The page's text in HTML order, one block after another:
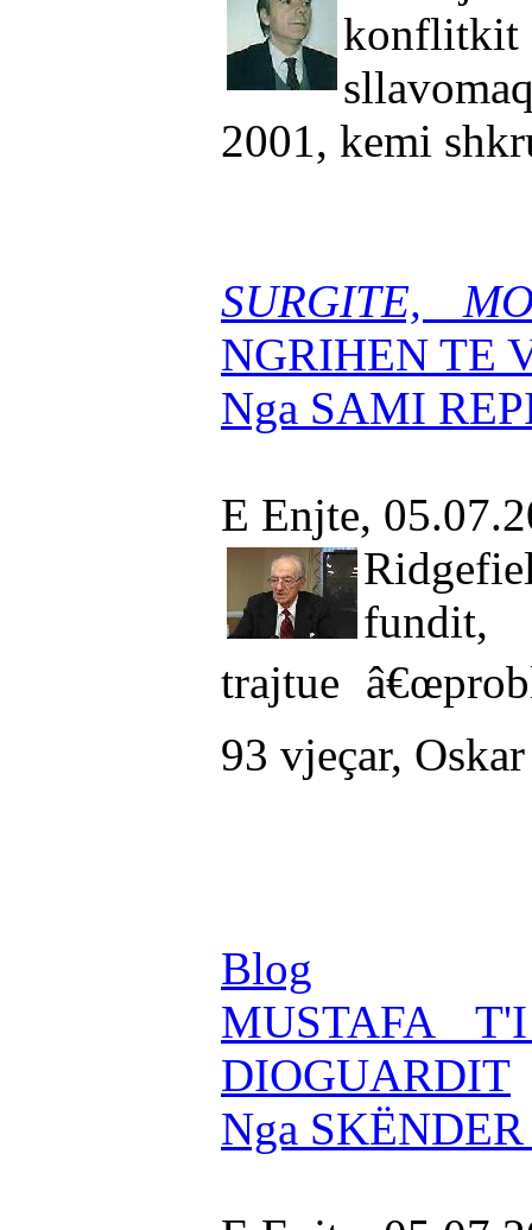
2001, kemi
SURGITE,
NGRIHEN TE
Nga SAMI
E Enjte,
fundit,
trajtue
93 vjeçar, Oskar
Blog
MUSTAFA
DIOGUARDIT
Nga